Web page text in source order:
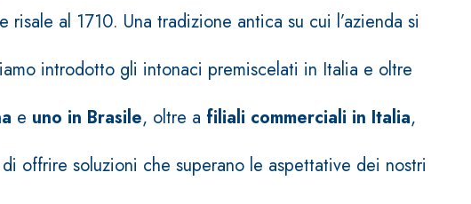
al 1710. Una tradizione antica su cui l’azienda si
introdotto gli intonaci premiscelati in Italia e oltre
e uno in Brasile, oltre a filiali commerciali in Italia,
offrire soluzioni che superano le aspettative dei nostri